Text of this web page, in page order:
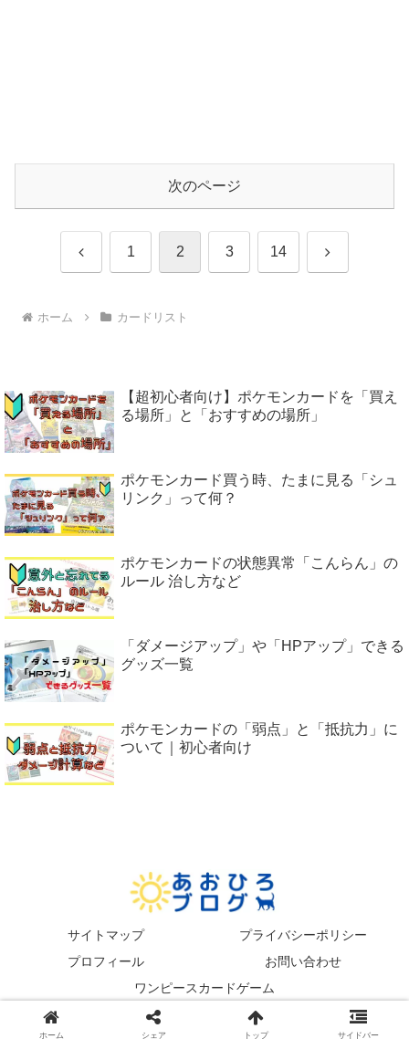
次のページ
前 1 2 3 14 次
ホーム カードリスト
【超初心者向け】ポケモンカードを「買え
る場所」と「おすすめの場所」
ポケモンカード買う時、たまに見る「シュ
リンク」って何？
ポケモンカードの状態異常「こんらん」の
ルール 治し方など
「ダメージアップ」や「HPアップ」できる
グッズ一覧
ポケモンカードの「弱点」と「抵抗力」に
ついて｜初心者向け
サイトマップ
プライバシーポリシー
プロフィール
お問い合わせ
ワンピースカードゲーム
© 2021 あおひろブログ.
ホーム シェア トップ サイドバー